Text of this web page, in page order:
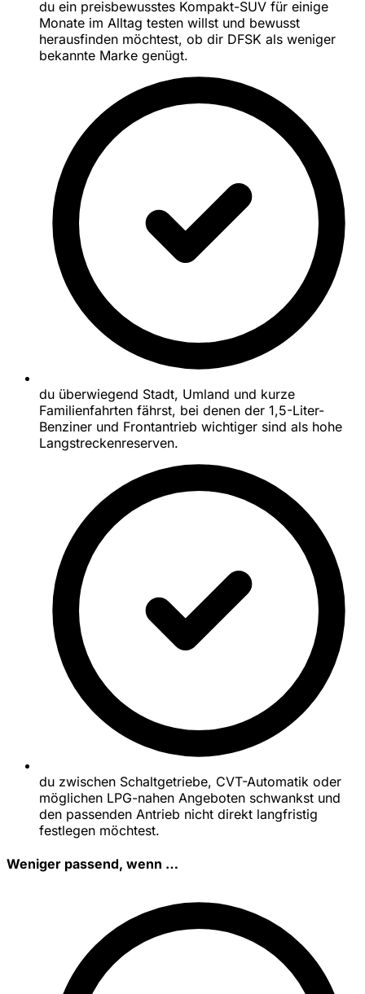
du ein preisbewusstes Kompakt-SUV für einige
Monate im Alltag testen willst und bewusst
herausfinden möchtest, ob dir DFSK als weniger
bekannte Marke genügt.
du überwiegend Stadt, Umland und kurze
Familienfahrten fährst, bei denen der 1,5-Liter-
Benziner und Frontantrieb wichtiger sind als hohe
Langstreckenreserven.
du zwischen Schaltgetriebe, CVT-Automatik oder
möglichen LPG-nahen Angeboten schwankst und
den passenden Antrieb nicht direkt langfristig
festlegen möchtest.
Weniger passend, wenn …